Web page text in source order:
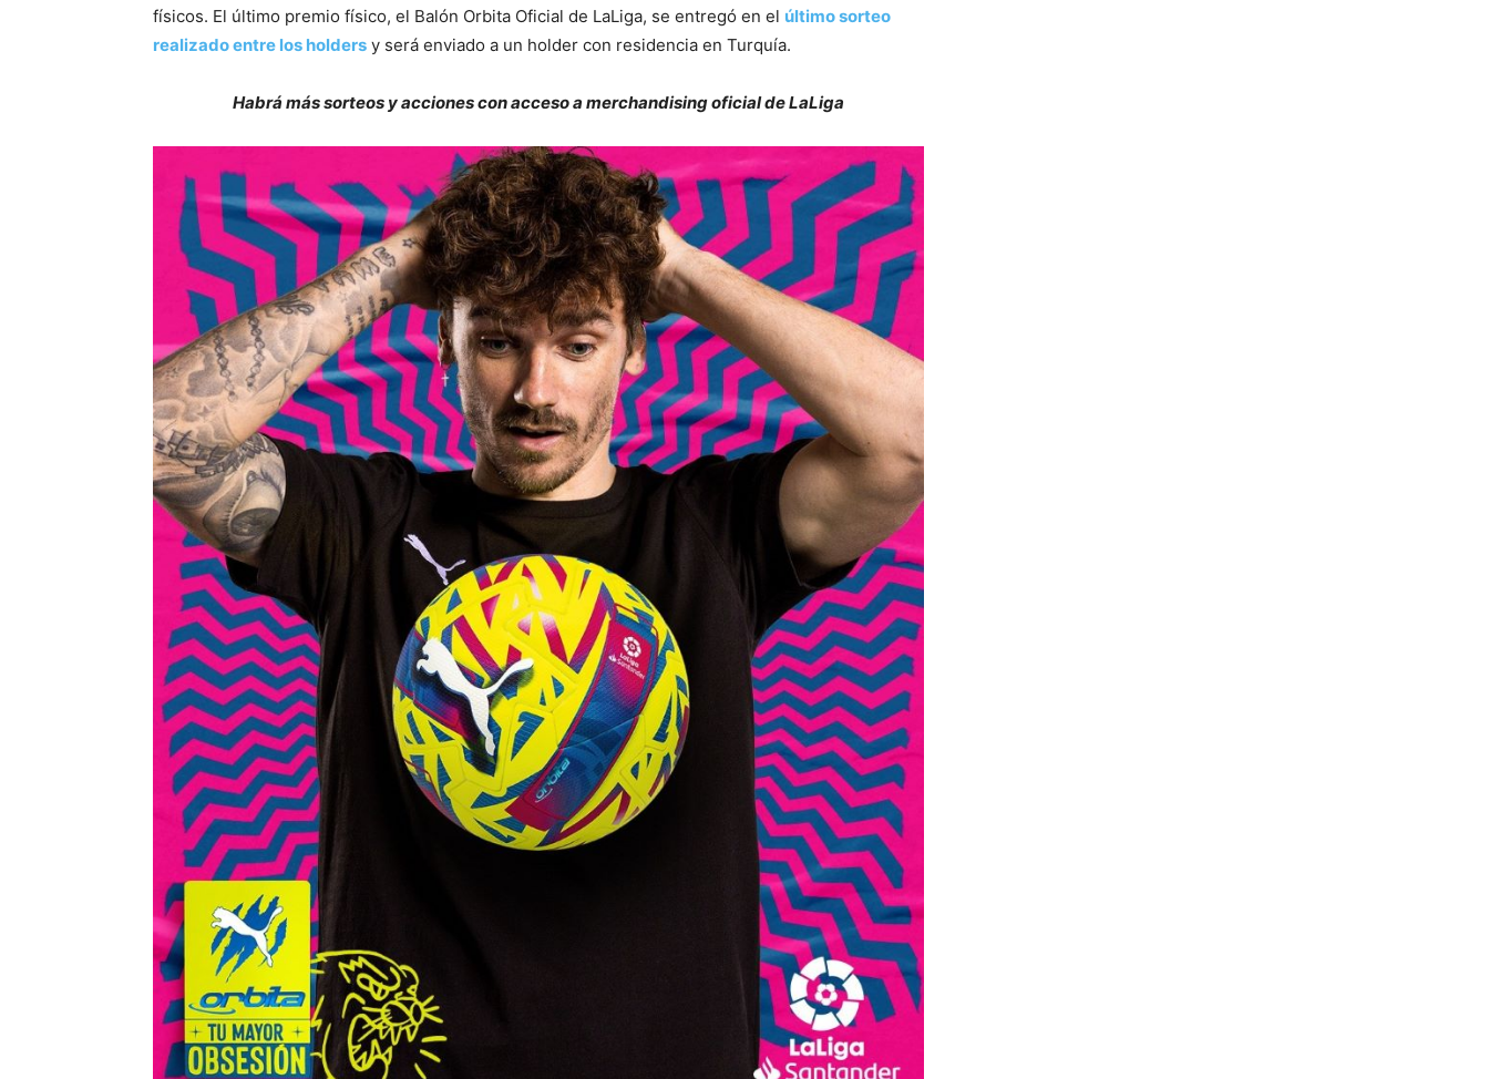
físicos. El último premio físico, el Balón Orbita Oficial de LaLiga, se entregó en el último sorteo
realizado entre los holders y será enviado a un holder con residencia en Turquía.
Habrá más sorteos y acciones con acceso a merchandising oficial de LaLiga